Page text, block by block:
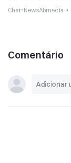
ChainNewsAbmedia
Comentário